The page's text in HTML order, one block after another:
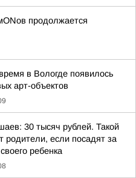
продолжается
в Вологде появилось
арт-объектов
30 тысяч рублей. Такой
родители, если посадят за
ребенка